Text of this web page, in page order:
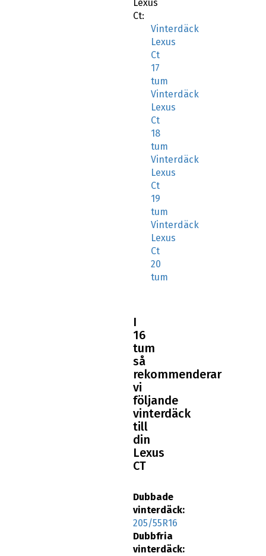
Lexus
Ct:
Vinterdäck
Lexus
Ct
17
tum
Vinterdäck
Lexus
Ct
18
tum
Vinterdäck
Lexus
Ct
19
tum
Vinterdäck
Lexus
Ct
20
tum
I
16
tum
så
rekommenderar
vi
följande
vinterdäck
till
din
Lexus
CT
Dubbade
vinterdäck:
205/55R16
Dubbfria
vinterdäck: